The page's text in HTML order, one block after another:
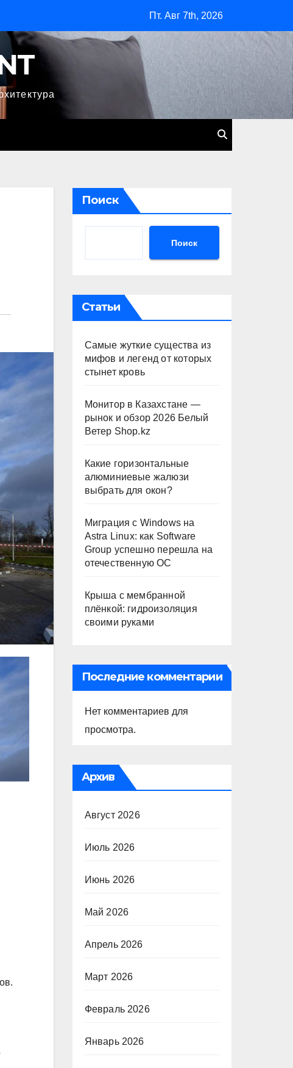
Пт. Авг 7th, 2026
Поиск
Поиск
Статьи
Самые жуткие существа из
мифов и легенд от которых
стынет кровь
Монитор в Казахстане —
рынок и обзор 2026 Белый
Ветер Shop.kz
Какие горизонтальные
алюминиевые жалюзи
выбрать для окон?
Миграция с Windows на
Astra Linux: как Software
Group успешно перешла на
отечественную ОС
Крыша с мембранной
плёнкой: гидроизоляция
своими руками
Последние комментарии
Нет комментариев для
просмотра.
Архив
Август 2026
Июль 2026
Июнь 2026
Май 2026
Апрель 2026
Март 2026
Февраль 2026
Январь 2026